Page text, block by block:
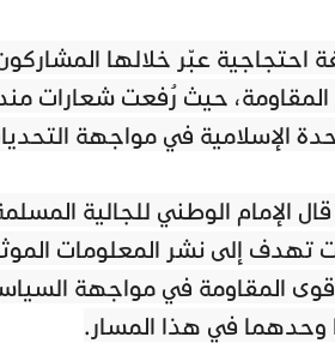
احتجاجية عبّر خلالها
حيث رُفعت شعارات
الإسلامية في مواجهة
الإمام الوطني للجالية
تهدف إلى نشر المعلومات
المقاومة في مواجهة السياسات
وحدهما في هذا المسار.